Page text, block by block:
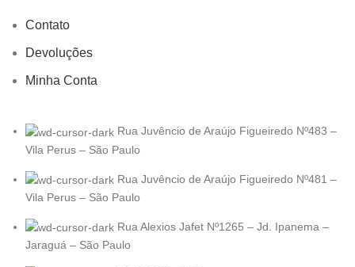
Contato
Devoluções
Minha Conta
Rua Juvêncio de Araújo Figueiredo Nº483 –
Vila Perus – São Paulo
Rua Juvêncio de Araújo Figueiredo Nº481 –
Vila Perus – São Paulo
Rua Alexios Jafet Nº1265 – Jd. Ipanema –
Jaraguá – São Paulo